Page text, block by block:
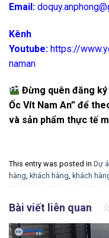
Email:
Kênh
Youtube: https://
naman
Đừng quên đăng ký
Ốc Vít Nam An” để
và sản phẩm thực tế
This entry was posted in Dự
hàng khách hàng khách
Bài viết liên quan